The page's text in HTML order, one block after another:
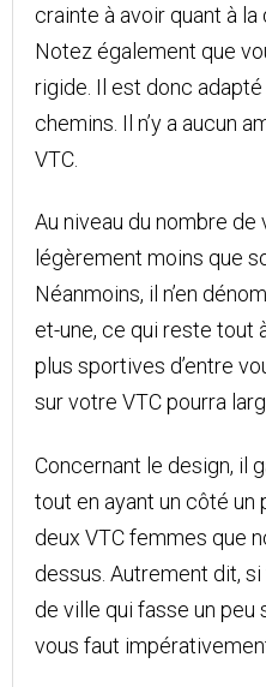
crainte à avoir quant à
Notez également que
rigide. Il est donc
chemins. Il n’y a aucun
VTC.
Au niveau du nombre
légèrement moins que
Néanmoins, il n’en
et-une, ce qui reste tout
plus sportives d’entre
sur votre VTC pourra
Concernant le design, il
tout en ayant un côté un
deux VTC femmes que
dessus. Autrement dit,
de ville qui fasse un peu
vous faut